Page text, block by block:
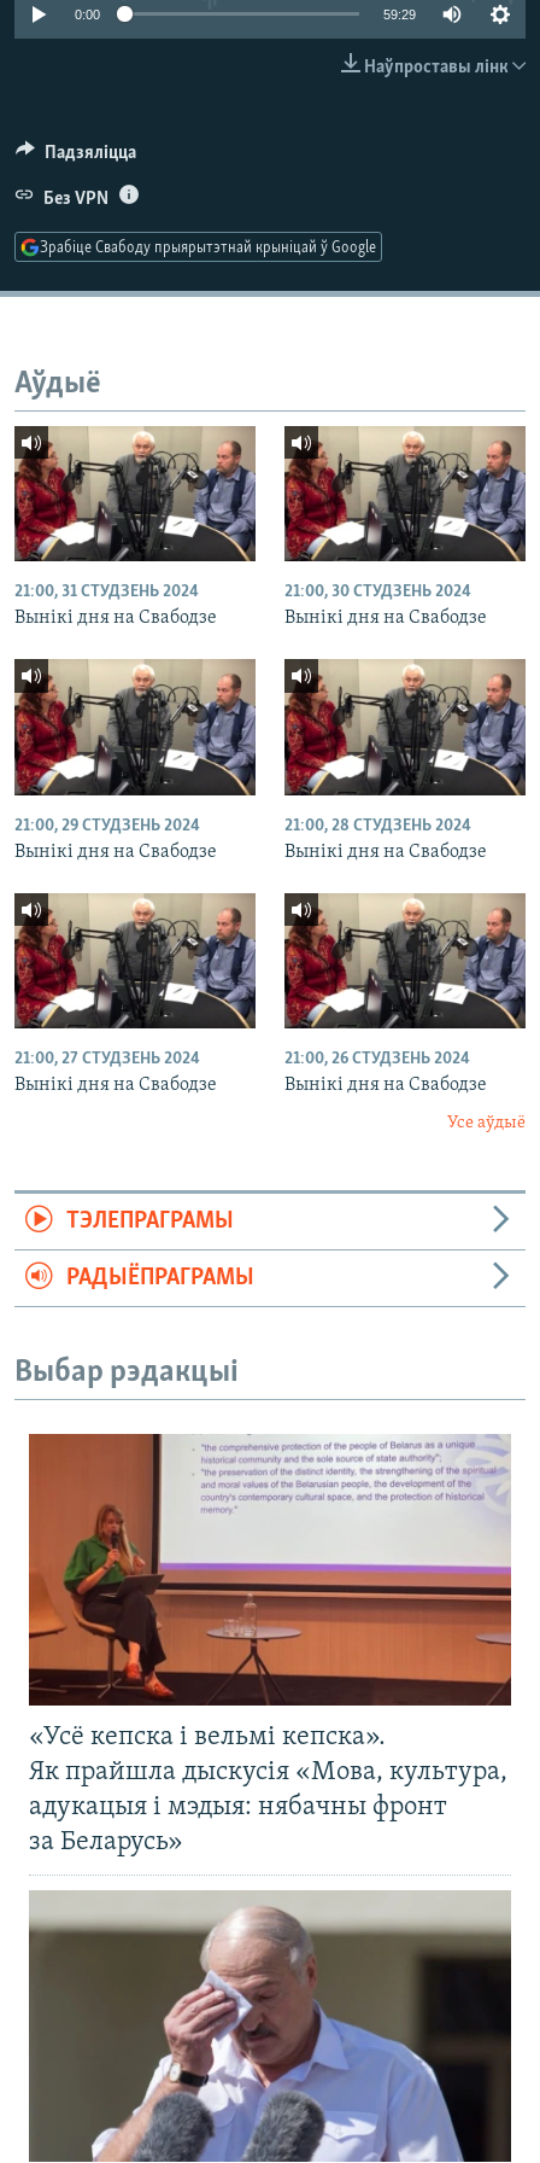
КУЛЬТУРА
МОВА0:00 59:29
Наўпроставы лінк
Падзяліцца
Без VPN
Зрабіце Свабоду прыярытэтнай крыніцай ў Google
Аўдыё
21:00, 31 СТУДЗЕНЬ 2024
Вынікі дня на Свабодзе
21:00, 30 СТУДЗЕНЬ 2024
Вынікі дня на Свабодзе
21:00, 29 СТУДЗЕНЬ 2024
Вынікі дня на Свабодзе
21:00, 28 СТУДЗЕНЬ 2024
Вынікі дня на Свабодзе
21:00, 27 СТУДЗЕНЬ 2024
Вынікі дня на Свабодзе
21:00, 26 СТУДЗЕНЬ 2024
Вынікі дня на Свабодзе
Усе аўдыё
ТЭЛЕПРАГРАМЫ
РАДЫЁПРАГРАМЫ
Выбар рэдакцыі
«Усё кепска і вельмі кепска».
Як прайшла дыскусія «Мова, культура,
адукацыя і мэдыя: нябачны фронт
за Беларусь»